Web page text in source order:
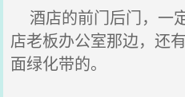
酒店的前门后门，一
店老板办公室那边，还
面绿化带的。